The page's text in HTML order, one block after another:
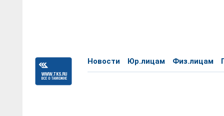
Новости Юр.лицам Физ.лицам